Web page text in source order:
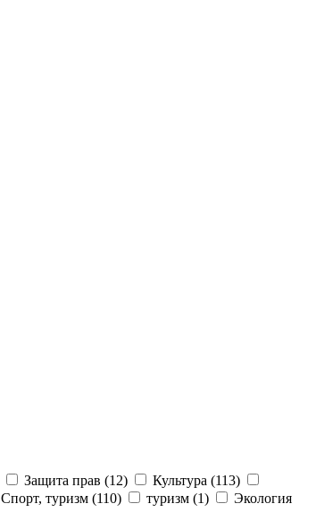
Защита прав (12)
Культура (113)
Спорт, туризм (110) туризм (1)
Экология